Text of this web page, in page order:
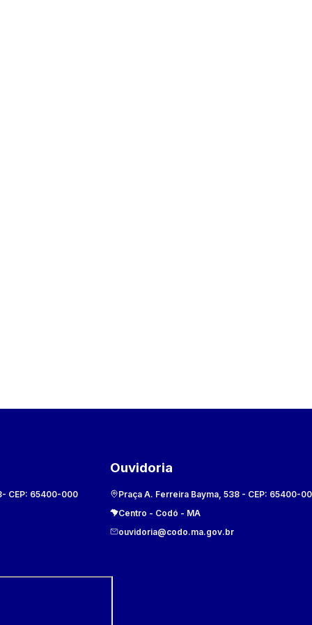
- CEP: 65400-000
Ouvidoria
Praça A. Ferreira Bayma, 538- CEP: 65400-
Centro - Codó - MA
ouvidoria@codo.ma.gov.br